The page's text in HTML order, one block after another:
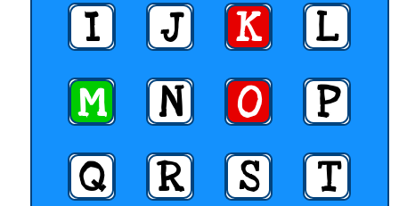
I
J K
L
M
N O
P
Q
R S
T